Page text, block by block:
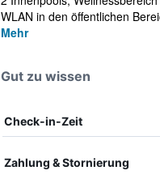
WLAN in den öffentlichen
Mehr
Gut zu wissen
Check-in-Zeit
Zahlung & Stornierung